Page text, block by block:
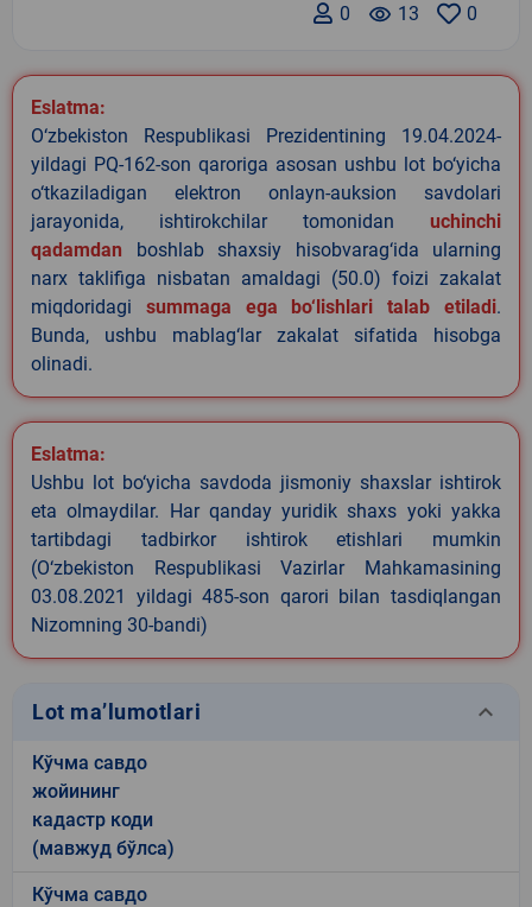
0
remove_red_eye 13
0
Eslatma:
O‘zbekiston Respublikasi Prezidentining 19.04.2024-
yildagi PQ-162-son qaroriga asosan ushbu lot bo‘yicha
o‘tkaziladigan elektron onlayn-auksion savdolari
jarayonida, ishtirokchilar tomonidan uchinchi
qadamdan boshlab shaxsiy hisobvarag‘ida ularning
narx taklifiga nisbatan amaldagi (50.0) foizi zakalat
miqdoridagi summaga ega bo‘lishlari talab etiladi.
Bunda, ushbu mablag‘lar zakalat sifatida hisobga
olinadi.
Eslatma:
Ushbu lot bo‘yicha savdoda jismoniy shaxslar ishtirok
eta olmaydilar. Har qanday yuridik shaxs yoki yakka
tartibdagi tadbirkor ishtirok etishlari mumkin
(O‘zbekiston Respublikasi Vazirlar Mahkamasining
03.08.2021 yildagi 485-son qarori bilan tasdiqlangan
Nizomning 30-bandi)
Lot ma’lumotlari keyboard_arrow_down
Кўчма савдо
жойининг
кадастр коди
(мавжуд бўлса)
Кўчма савдо